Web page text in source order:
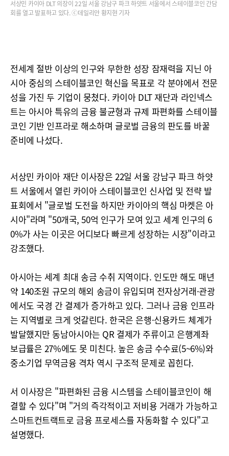
서상민 카이아 DLT 의장이 22일 서울 강남구 파크 하얏트 서울에서 스테이블코인 간담
회를 열고 발표하고 있다. ⓒ데일리안 황지현 기자
전세계 절반 이상의 인구와 무한한 성장 잠재력을 지닌 아
시아 중심의 스테이블코인 혁신을 목표로 각 분야에서 전문
성을 가진 두 기업이 뭉쳤다. 카이아 DLT 재단과 라인넥스
트는 아시아 특유의 금융 불균형과 규제 파편화를 스테이블
코인 기반 인프라로 해소하며 글로벌 금융의 판도를 바꿀
준비에 나섰다.
서상민 카이아 재단 이사장은 22일 서울 강남구 파크 하얏
트 서울에서 열린 카이아 스테이블코인 신사업 및 전략 발
표회에서 "글로벌 도전을 하지만 카이아의 핵심 마켓은 아
시아"라며 "50개국, 50억 인구가 모여 있고 세계 인구의 6
0%가 사는 이곳은 어디보다 빠르게 성장하는 시장"이라고
강조했다.
아시아는 세계 최대 송금 수취 지역이다. 인도만 해도 매년
약 140조원 규모의 해외 송금이 유입되며 전자상거래·관광
에서도 국경 간 결제가 증가하고 있다. 그러나 금융 인프라
는 지역별로 크게 엇갈린다. 한국은 은행·신용카드 체계가
발달했지만 동남아시아는 QR 결제가 주류이고 은행계좌
보급률은 27%에도 못 미친다. 높은 송금 수수료(5~6%)와
중소기업 무역금융 격차 역시 구조적 문제로 꼽힌다.
서 이사장은 "파편화된 금융 시스템을 스테이블코인이 해
결할 수 있다"며 "거의 즉각적이고 저비용 거래가 가능하고
스마트컨트랙트로 금융 프로세스를 자동화할 수 있다"고
설명했다.